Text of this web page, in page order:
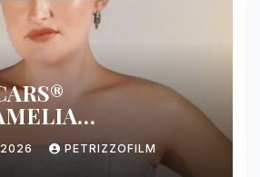
RETURNS
YEAR
2026 PETRIZZOFILM